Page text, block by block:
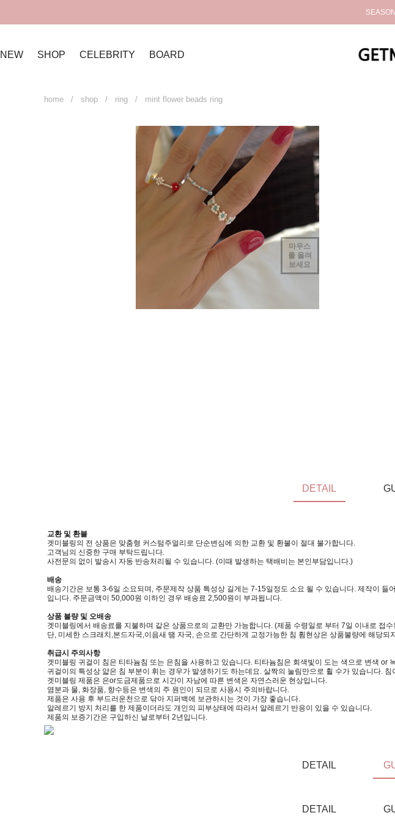
NEW SHOP CELEBRITY BOARD
home / shop / ring / mint flower beads ring
마우스
를 올려
보세요
DETAIL
교환 및 환불
겟미블링의 전 상품은 맞춤형 커스텀주얼리로 단순변심에 의한 교환 및 환불이 절대 불가합니다.
고객님의 신중한 구매 부탁드립니다.
사전문의 없이 발송시 자동 반송처리될 수 있습니다. (이때 발생하는 택배비는 본인부담입니다.)
배송
배송기간은 보통 3-6일 소요되며, 주문제작 상품 특성상 길게는 7-15일정도 소요 될 수 있습니다. 제작이
입니다. 주문금액이 50,000원 이하인 경우 배송료 2,500원이 부과됩니다.
상품 불량 및 오배송
겟미블링에서 배송료를 지불하며 같은 상품으로의 교환만 가능합니다. (제품 수령일로 부터 7일 이내로
단, 미세한 스크래치,본드자국,이음새 땜 자국, 손으로 간단하게 교정가능한 침 휨현상은 상품불량에 해당되
취급시 주의사항
겟미블링 귀걸이 침은 티타늄침 또는 은침을 사용하고 있습니다. 티타늄침은 회색빛이 도는 색으로 변색 or
귀걸이의 특성상 얇은 침 부분이 휘는 경우가 발생하기도 하는데요. 살짝의 눌림만으로 휠 수가 있습니다.
겟미블링 제품은 은or도금제품으로 시간이 자남에 따른 변색은 자연스러운 현상입니다.
염분과 물, 화장품, 향수등은 변색의 주 원인이 되므로 사용시 주의바랍니다.
제품은 사용 후 부드러운천으로 닦아 지퍼백에 보관하시는 것이 가장 좋습니다.
알레르기 방지 처리를 한 제품이더라도 개인의 피부상태에 따라서 알레르기 반응이 있을 수 있습니다.
제품의 보증기간은 구입하신 날로부터 2년입니다.
DETAIL
DETAIL